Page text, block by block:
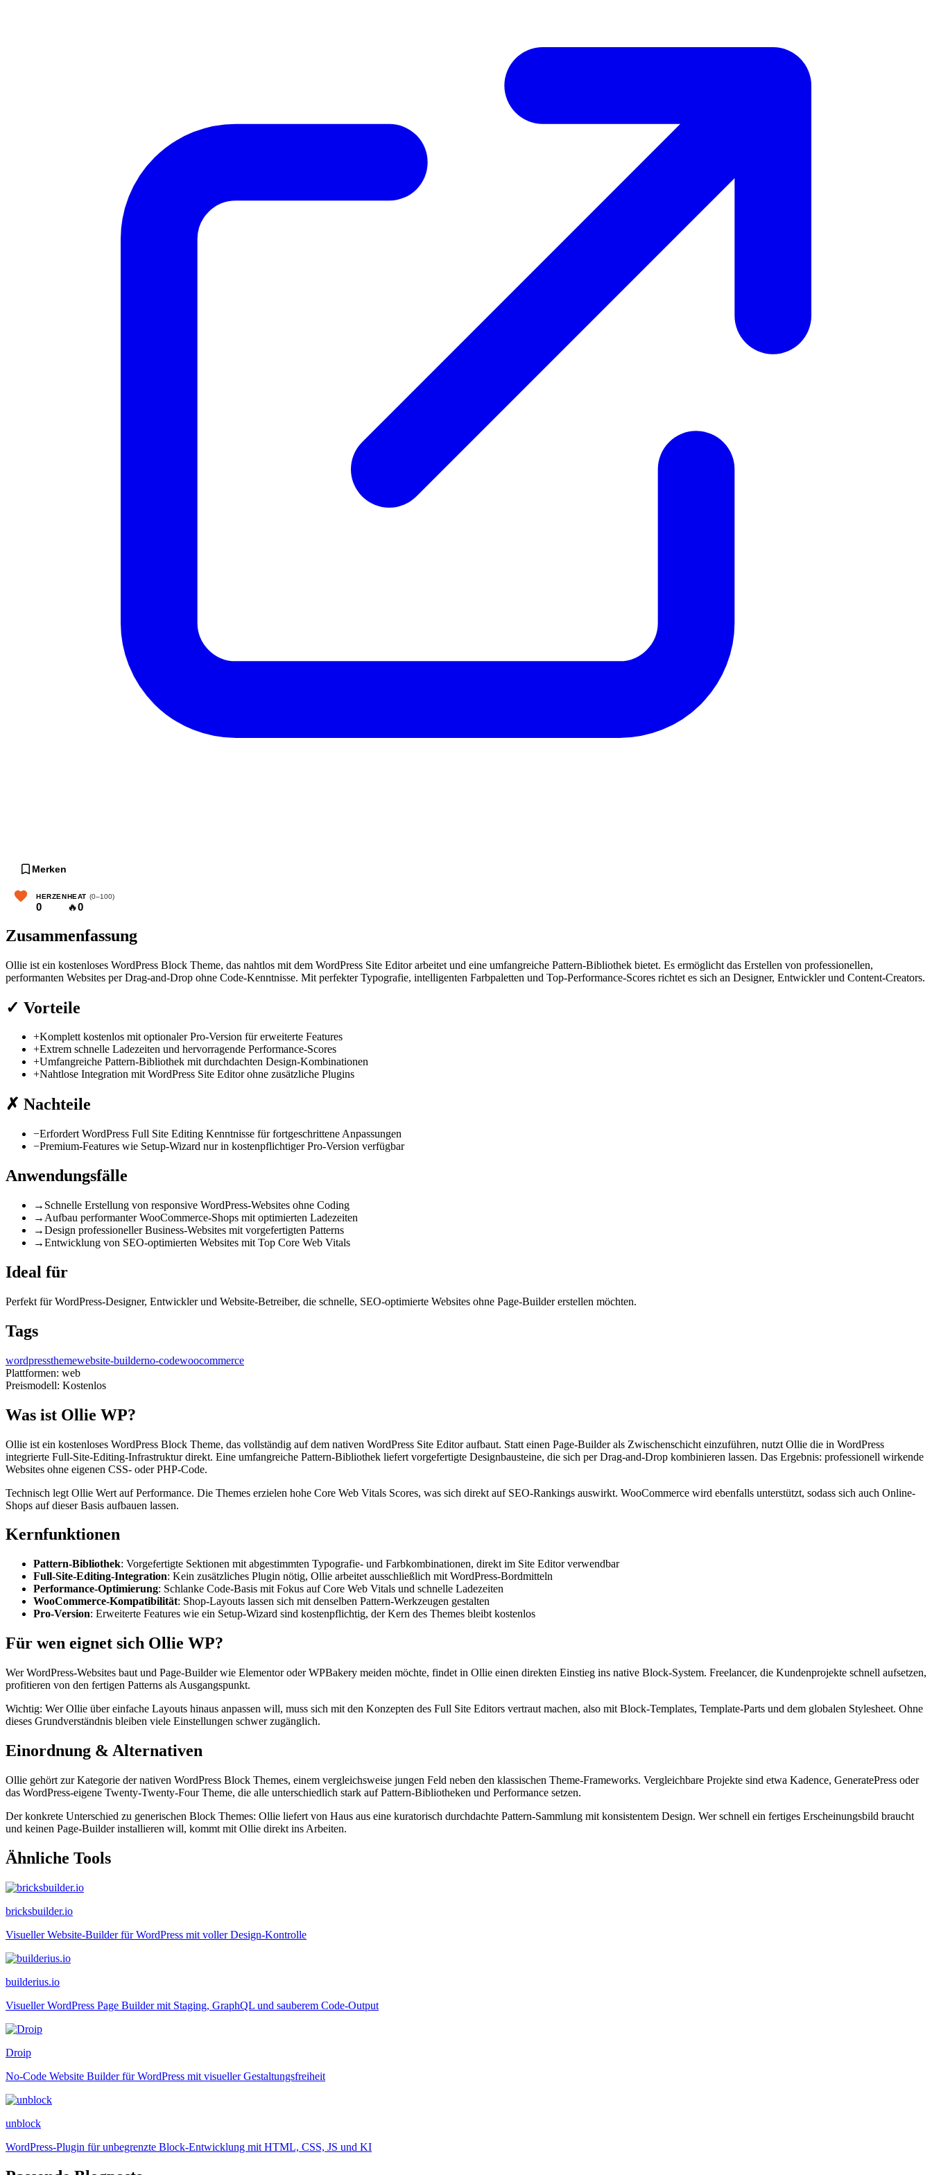
Merken
HERZEN
0
HEAT (0–100)
🔥0
Zusammenfassung
Ollie ist ein kostenloses WordPress Block Theme, das nahtlos mit dem WordPress Site Editor arbeitet und eine umfangreiche Pattern-Bibliothek bietet. Es ermöglicht das Erstellen von professionellen,
performanten Websites per Drag-and-Drop ohne Code-Kenntnisse. Mit perfekter Typografie, intelligenten Farbpaletten und Top-Performance-Scores richtet es sich an Designer, Entwickler und Content-Creators.
✓ Vorteile
+Komplett kostenlos mit optionaler Pro-Version für erweiterte Features
+Extrem schnelle Ladezeiten und hervorragende Performance-Scores
+Umfangreiche Pattern-Bibliothek mit durchdachten Design-Kombinationen
+Nahtlose Integration mit WordPress Site Editor ohne zusätzliche Plugins
✗ Nachteile
−Erfordert WordPress Full Site Editing Kenntnisse für fortgeschrittene Anpassungen
−Premium-Features wie Setup-Wizard nur in kostenpflichtiger Pro-Version verfügbar
Anwendungsfälle
→ Schnelle Erstellung von responsive WordPress-Websites ohne Coding
→ Aufbau performanter WooCommerce-Shops mit optimierten Ladezeiten
→Design professioneller Business-Websites mit vorgefertigten Patterns
→Entwicklung von SEO-optimierten Websites mit Top Core Web Vitals
Ideal für
Perfekt für WordPress-Designer, Entwickler und Website-Betreiber, die schnelle, SEO-optimierte Websites ohne Page-Builder erstellen möchten.
Tags
wordpressthemewebsite-builderno-codewoocommerce
Plattformen: web
Preismodell: Kostenlos
Was ist Ollie WP?
Ollie ist ein kostenloses WordPress Block Theme, das vollständig auf dem nativen WordPress Site Editor aufbaut. Statt einen Page-Builder als Zwischenschicht einzuführen, nutzt Ollie die in WordPress
integrierte Full-Site-Editing-Infrastruktur direkt. Eine umfangreiche Pattern-Bibliothek liefert vorgefertigte Designbausteine, die sich per Drag-and-Drop kombinieren lassen. Das Ergebnis: professionell wirkende
Websites ohne eigenen CSS- oder PHP-Code.
Technisch legt Ollie Wert auf Performance. Die Themes erzielen hohe Core Web Vitals Scores, was sich direkt auf SEO-Rankings auswirkt. WooCommerce wird ebenfalls unterstützt, sodass sich auch Online-
Shops auf dieser Basis aufbauen lassen.
Kernfunktionen
Pattern-Bibliothek: Vorgefertigte Sektionen mit abgestimmten Typografie- und Farbkombinationen, direkt im Site Editor verwendbar
Full-Site-Editing-Integration: Kein zusätzliches Plugin nötig, Ollie arbeitet ausschließlich mit WordPress-Bordmitteln
Performance-Optimierung: Schlanke Code-Basis mit Fokus auf Core Web Vitals und schnelle Ladezeiten
WooCommerce-Kompatibilität: Shop-Layouts lassen sich mit denselben Pattern-Werkzeugen gestalten
Pro-Version: Erweiterte Features wie ein Setup-Wizard sind kostenpflichtig, der Kern des Themes bleibt kostenlos
Für wen eignet sich Ollie WP?
Wer WordPress-Websites baut und Page-Builder wie Elementor oder WPBakery meiden möchte, findet in Ollie einen direkten Einstieg ins native Block-System. Freelancer, die Kundenprojekte schnell aufsetzen,
profitieren von den fertigen Patterns als Ausgangspunkt.
Wichtig: Wer Ollie über einfache Layouts hinaus anpassen will, muss sich mit den Konzepten des Full Site Editors vertraut machen, also mit Block-Templates, Template-Parts und dem globalen Stylesheet. Ohne
dieses Grundverständnis bleiben viele Einstellungen schwer zugänglich.
Einordnung & Alternativen
Ollie gehört zur Kategorie der nativen WordPress Block Themes, einem vergleichsweise jungen Feld neben den klassischen Theme-Frameworks. Vergleichbare Projekte sind etwa Kadence, GeneratePress oder
das WordPress-eigene Twenty-Twenty-Four Theme, die alle unterschiedlich stark auf Pattern-Bibliotheken und Performance setzen.
Der konkrete Unterschied zu generischen Block Themes: Ollie liefert von Haus aus eine kuratorisch durchdachte Pattern-Sammlung mit konsistentem Design. Wer schnell ein fertiges Erscheinungsbild braucht
und keinen Page-Builder installieren will, kommt mit Ollie direkt ins Arbeiten.
Ähnliche Tools
bricksbuilder.io
Visueller Website-Builder für WordPress mit voller Design-Kontrolle
builderius.io
Visueller WordPress Page Builder mit Staging, GraphQL und sauberem Code-Output
Droip
No-Code Website Builder für WordPress mit visueller Gestaltungsfreiheit
unblock
WordPress-Plugin für unbegrenzte Block-Entwicklung mit HTML, CSS, JS und KI